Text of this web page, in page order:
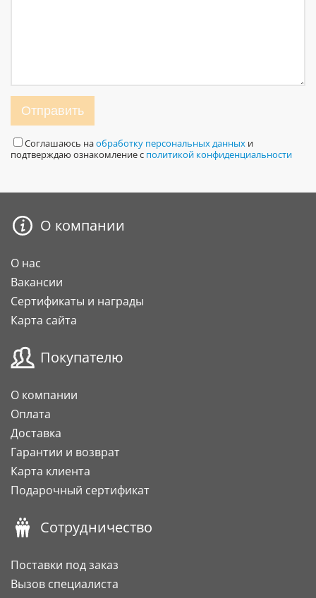
Отправить
Соглашаюсь наобработку персональных данных и
подтверждаю ознакомление с политикой конфиденциальности
О компании
О нас
Вакансии
Сертификаты и награды
Карта сайта
Покупателю
О компании
Оплата
Доставка
Гарантии и возврат
Карта клиента
Подарочный сертификат
Сотрудничество
Поставки под заказ
Вызов специалиста